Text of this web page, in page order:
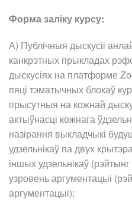
Форма заліку курсу:
А) Публічныя дыскусіі
канкрэтных прыкладах
дыскусіях на платформе
пяці тэматычных блокаў
прысутныя на кожнай
актыўнасці кожнага
назірання выкладчыкі
удзельнікаў па двух
іншых удзельнікаў
узровень аргументацыі
аргументацыі);